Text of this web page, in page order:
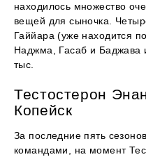
находилось множество
вещей для сыночка.
Гаййара (уже находится
Наджма, Гасаб и Баджава
тыс.
Тестостерон
Копейск
За последние пять
командами, на момент